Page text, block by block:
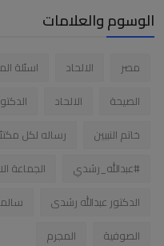
الوسوم والعلامات
مصر الالحاد اسئلة
الصيحة
الالحاد
خاتم النبيين
رساله لكل
#عبدالله_رشدي
الجماعة
الدكتور عبدالله رشدى
الصوفية
المجرم